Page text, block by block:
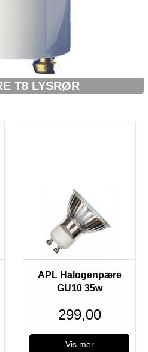
T8 LYSRØR
APL Halogenpære
GU10 35w
299,00
Vis mer